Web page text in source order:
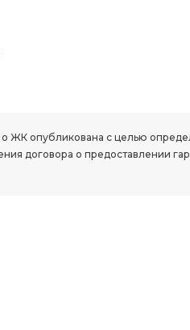
ЖК опубликована с целью
договора о предоставлении